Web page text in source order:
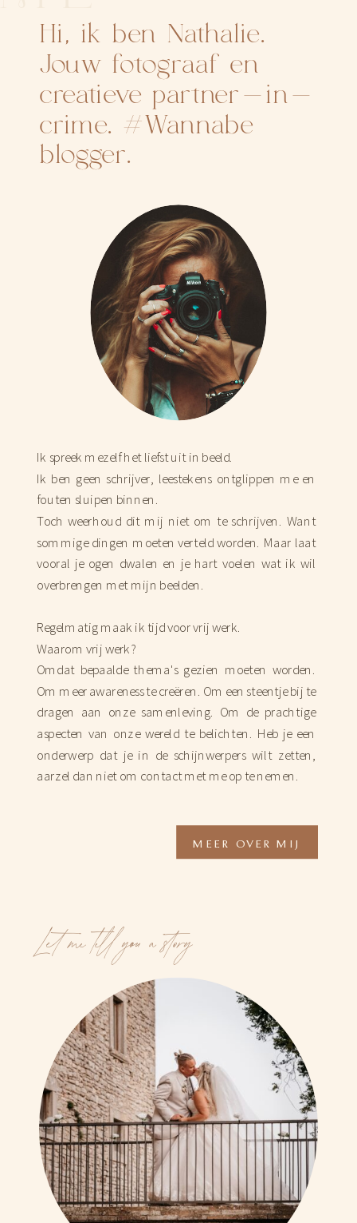
MEER OVER MIJ
Ik spreek mezelf het liefst uit in beeld.
Ik ben geen schrijver, leestekens ontglippen me en
fouten sluipen binnen.
Toch weerhoud dit mij niet om te schrijven. Want
sommige dingen moeten verteld worden. Maar laat
vooral je ogen dwalen en je hart voelen wat ik wil
overbrengen met mijn beelden.
Regelmatig maak ik tijd voor vrij werk.
Waarom vrij werk?
Omdat bepaalde thema's gezien moeten worden.
Om meer awareness te creëren. Om een steentje bij te
dragen aan onze samenleving. Om de prachtige
aspecten van onze wereld te belichten. Heb je een
onderwerp dat je in de schijnwerpers wilt zetten,
aarzel dan niet om contact met me op te nemen.
Hi, ik ben Nathalie.
Jouw fotograaf en
creatieve partner-in-
crime. #Wannabe
blogger.
Let me tell you a story